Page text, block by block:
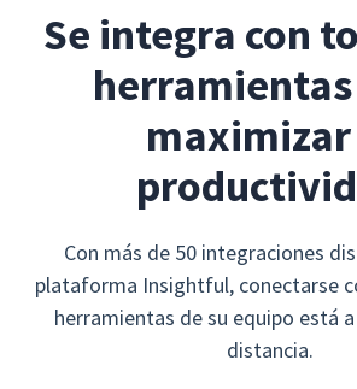
Se integra con
Con más de 50 integraciones
plataforma Insightful, conectarse
herramientas de su equipo está
distancia.